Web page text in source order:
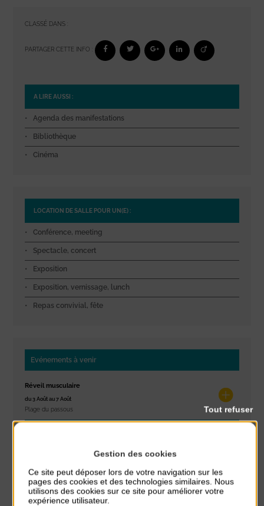
CLASSÉ DANS :
PARTAGER CETTE INFO :
A LIRE AUSSI :
Agenda des manifestations
Bibliothèque
Cinéma
LOCATION DE SALLE POUR UN(E) :
Conférence, meeting
Spectacle, concert
Exposition
Exposition, vernissage, lunch
Repas convivial, fête
Evénements à venir
Réveil musculaire
du 3 Août au 7 Août
Plage du passous
Concours de châteaux de sable
du 7 Août au 7 Août
Gestion des cookies
Ce site peut déposer lors de votre navigation sur les
pages des cookies et des technologies similaires. Nous
utilisons des cookies sur ce site pour améliorer votre
expérience utilisateur.
Tout refuser